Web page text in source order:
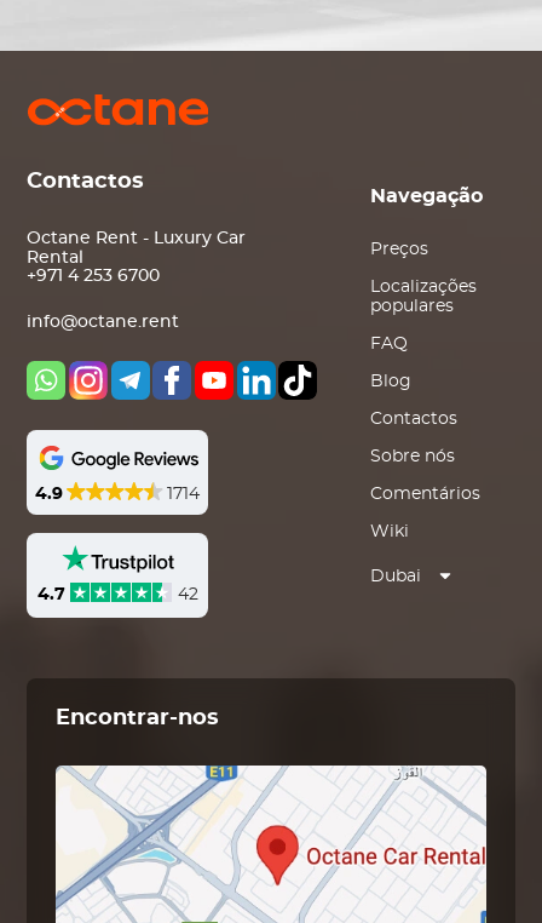
Contactos
Octane Rent - Luxury Car
Rental
+971 4 253 6700
info@octane.rent
4.9 1714
4.7 42
Navegação
Preços
Localizações
populares
FAQ
Blog
Contactos
Sobre nós
Comentários
Wiki
Dubai
Encontrar-nos